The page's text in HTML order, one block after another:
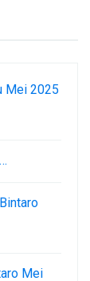
Mei 2025
Mei